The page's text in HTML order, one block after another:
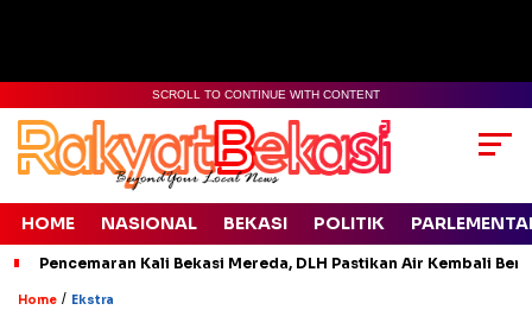
SCROLL TO CONTINUE WITH CONTENT
HOME NASIONAL BEKASI POLITIK
Pencemaran Kali Bekasi Mereda, DLH Pastikan Air Kembali
Home / Ekstra